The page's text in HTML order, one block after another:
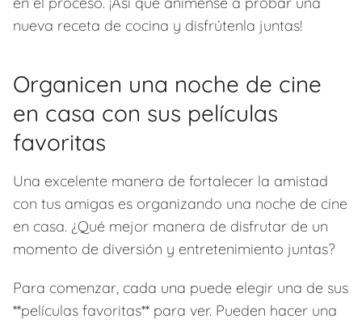
nueva receta de cocina y disfrútenla juntas!
Organicen una noche de cine
en casa con sus películas
favoritas
Una excelente manera de fortalecer la amistad
con tus amigas es organizando una noche de cine
en casa. ¿Qué mejor manera de disfrutar de un
momento de diversión y entretenimiento juntas?
Para comenzar, cada una puede elegir una de sus
**películas favoritas** para ver. Pueden hacer una